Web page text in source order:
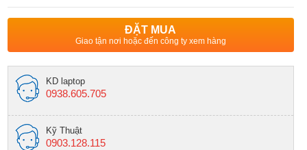
ĐẶT MUA
Giao tận nơi hoặc đến công ty xem hàng
KD laptop
0938.605.705
Kỹ Thuật
0903.128.115